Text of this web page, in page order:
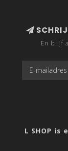
En blijf
L SHOP